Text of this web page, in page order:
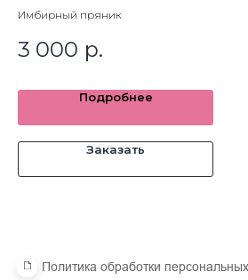
пасхальными
Имбирный пряник
3 000 р.
Подробнее
Заказать
Пользовательское соглашение.